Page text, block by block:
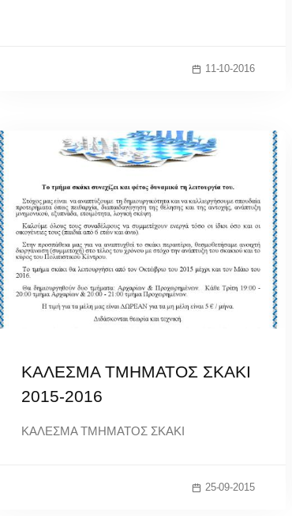
11-10-2016
ΚΑΛΕΣΜΑ ΤΜΗΜΑΤΟΣ ΣΚΑΚΙ
2015-2016
ΚΑΛΕΣΜΑ ΤΜΗΜΑΤΟΣ ΣΚΑΚΙ
25-09-2015